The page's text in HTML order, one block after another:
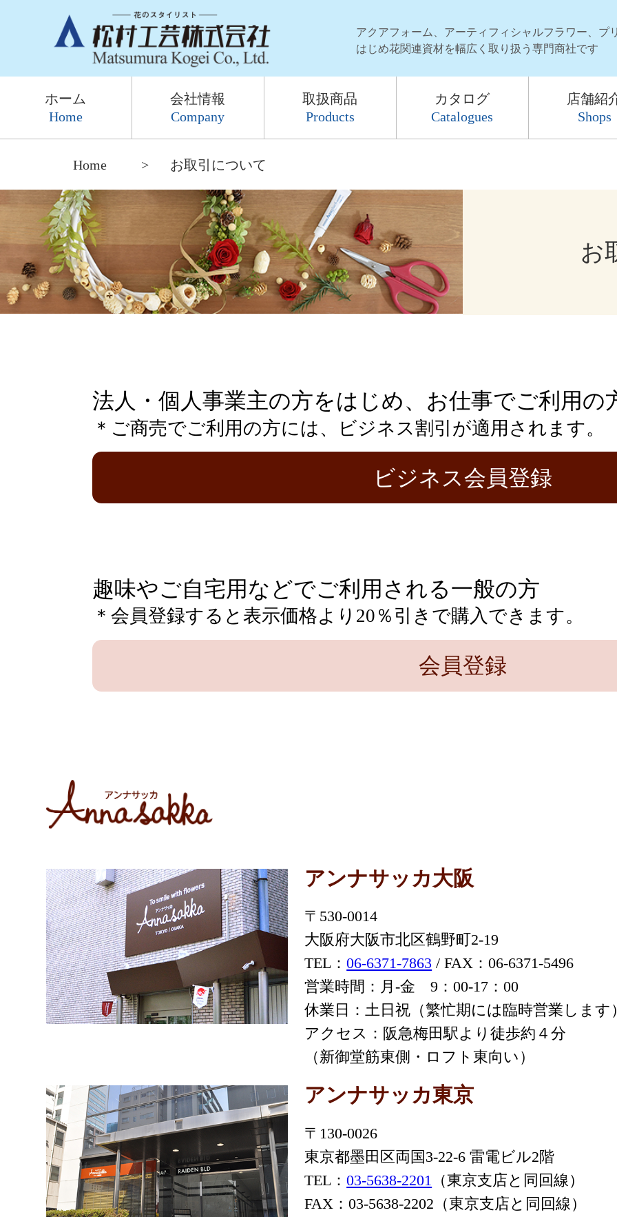
アクアフォーム、アーティフィシャルフラワー、プ
はじめ花関連資材を幅広く取り扱う専門商社です
ホーム
Home
会社情報
Company
取扱商品
Products
カタログ
Catalogues
店舗紹
Shops
Home お取引について
お
法人・個人事業主の方をはじめ、お仕事でご利用の
＊ご商売でご利用の方には、ビジネス割引が適用されます。
ビジネス会員登録
趣味やご自宅用などでご利用される一般の方
＊会員登録すると表示価格より20％引きで購入できます。
会員登録
アンナサッカ大阪
〒530-0014
大阪府大阪市北区鶴野町2-19
TEL：06-6371-7863 / FAX：06-6371-5496
営業時間：月-金 9：00-17：00
休業日：土日祝（繁忙期には臨時営業します
アクセス：阪急梅田駅より徒歩約４分
（新御堂筋東側・ロフト東向い）
アンナサッカ東京
〒130-0026
東京都墨田区両国3-22-6 雷電ビル2階
TEL：03-5638-2201 （東京支店と同回線）
FAX：03-5638-2202（東京支店と同回線）